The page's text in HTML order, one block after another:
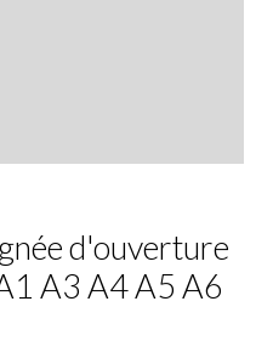
d'ouverture
A3 A4 A5 A6